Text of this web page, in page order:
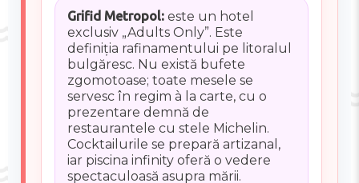
Grifid Metropol:este un hotel
exclusiv „Adults Only”. Este
definiția rafinamentului pe litoralul
bulgăresc. Nu există bufete
zgomotoase; toate mesele se
servesc în regim à la carte, cu o
prezentare demnă de
restaurantele cu stele Michelin.
Cocktailurile se prepară artizanal,
iar piscina infinity oferă o vedere
spectaculoasă asupra mării.